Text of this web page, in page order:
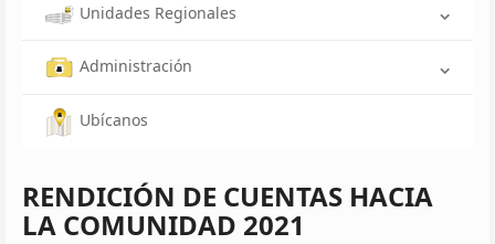
Unidades Regionales
Administración
Ubícanos
RENDICIÓN DE CUENTAS HACIA
LA COMUNIDAD 2021